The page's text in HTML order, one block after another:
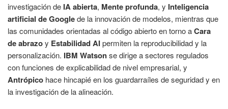
investigación de IA abierta, Mente profunda, y Inteligencia
artificial de Googlede la innovación de modelos, mientras que
las comunidades orientadas al código abierto en torno aCara
de abrazoy Estabilidad AIpermiten la reproducibilidad y la
personalización. IBM Watsonse dirige a sectores regulados
con funciones de explicabilidad de nivel empresarial, y
Antrópico hace hincapié en los guardarraíles de seguridad y en
la investigación de la alineación.